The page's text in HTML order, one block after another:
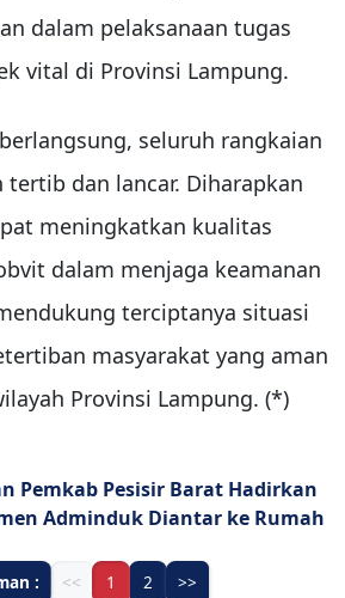
dalam pelaksanaan tugas
vital di Provinsi Lampung.
seluruh rangkaian
tertib dan lancar. Diharapkan
meningkatkan kualitas
dalam menjaga keamanan
terciptanya situasi
masyarakat yang aman
Provinsi Lampung. (*)
Pemkab Pesisir Barat Hadirkan
Adminduk Diantar ke Rumah
: << 1 2 >>